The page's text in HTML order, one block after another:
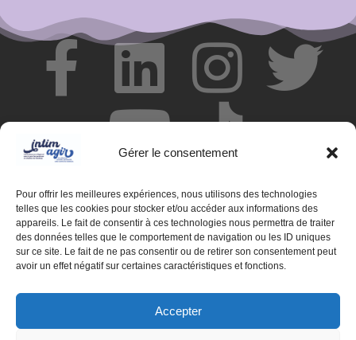
Gérer le consentement
Pour offrir les meilleures expériences, nous utilisons des technologies
telles que les cookies pour stocker et/ou accéder aux informations des
appareils. Le fait de consentir à ces technologies nous permettra de traiter
des données telles que le comportement de navigation ou les ID uniques
sur ce site. Le fait de ne pas consentir ou de retirer son consentement peut
avoir un effet négatif sur certaines caractéristiques et fonctions.
Accepter
© Centre de ressources INTIMAGIR Grand Est – 124 rue de
Newcastle 54000 NANCY
Mentions légales